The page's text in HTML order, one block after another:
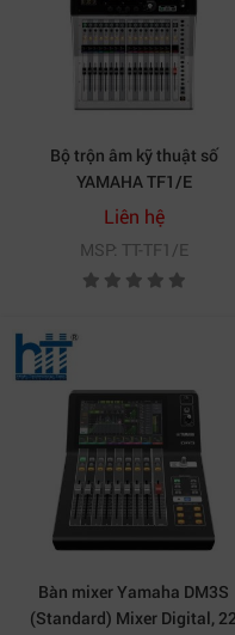
Bộ trộn âm kỹ thuật số
YAMAHA TF1/E
Liên hệ
MSP: TT-TF1/E
Bàn mixer Yamaha DM3S
(Standard) Mixer Digital, 22